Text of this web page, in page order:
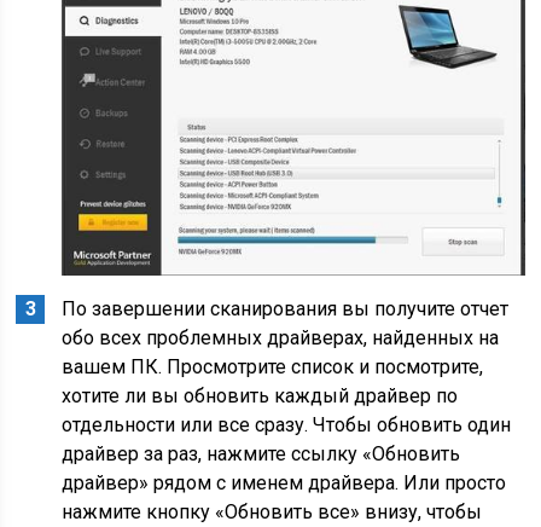
По завершении сканирования вы получите отчет
обо всех проблемных драйверах, найденных на
вашем ПК. Просмотрите список и посмотрите,
хотите ли вы обновить каждый драйвер по
отдельности или все сразу. Чтобы обновить один
драйвер за раз, нажмите ссылку «Обновить
драйвер» рядом с именем драйвера. Или просто
нажмите кнопку «Обновить все» внизу, чтобы